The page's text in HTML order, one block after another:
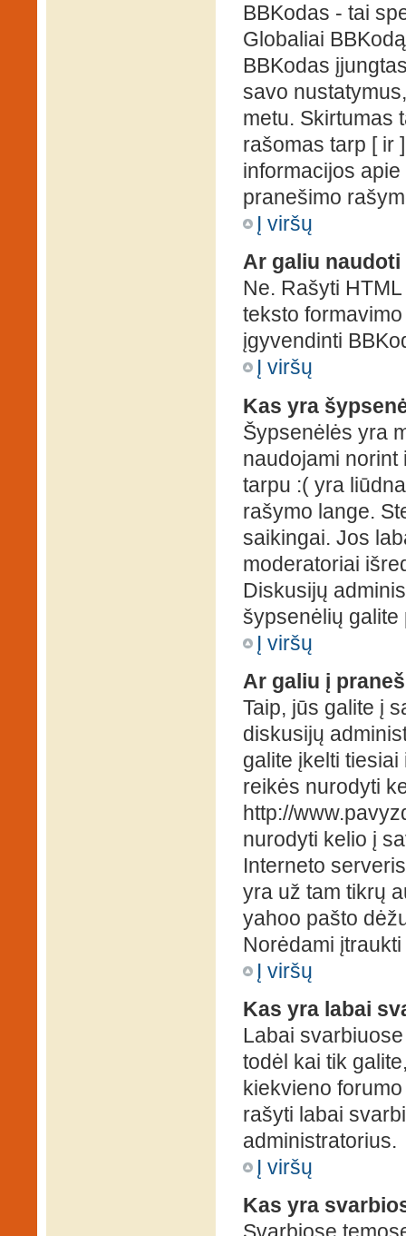
BBKodas - tai
Globaliai
BBKodas
savo
metu. Skirtumas
rašomas tarp [ ir
informacijos
pranešimo
Į viršų
Ar galiu naudoti
Ne. Rašyti
teksto
įgyvendinti
Į viršų
Kas yra
Šypsenėlės yra
naudojami norint
tarpu :( yra
rašymo lange.
saikingai. Jos
moderatoriai
Diskusijų
šypsenėlių galite
Į viršų
Ar galiu į
Taip, jūs galite į
diskusijų
galite įkelti
reikės nurodyti
http://
nurodyti kelio į
Interneto
yra už tam tikrų
yahoo pašto
Norėdami
Į viršų
Kas yra labai
Labai
todėl kai tik
kiekvieno
rašyti labai
administratorius.
Į viršų
Kas yra